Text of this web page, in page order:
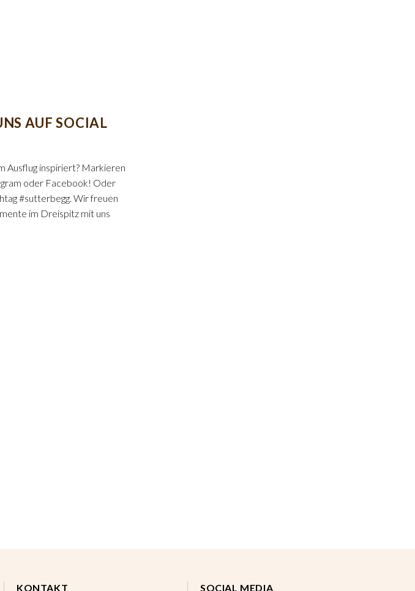
AUF SOCIAL
Ausflug inspiriert? Markieren
oder Facebook! Oder
#sutterbegg. Wir freuen
im Dreispitz mit uns
KONTAKT SOCIAL MEDIA